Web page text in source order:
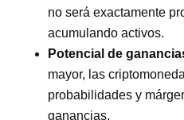
no será exactamente
acumulando activos.
Potencial de
mayor, las
probabilidades y
ganancias.